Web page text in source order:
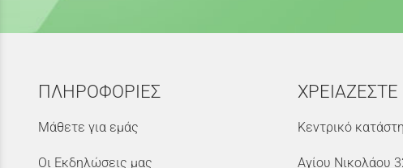
ΠΛΗΡΟΦΟΡΙΕΣ
Μάθετε για εμάς
Οι Εκδηλώσεις μας
Κεντρικό
Αγίου Νικολάου